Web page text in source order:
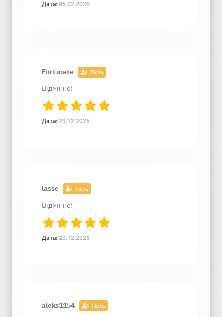
Дата: 06.02.2026
Fortunate Гість
Відмінно!
Дата: 29.12.2025
lasse Гість
Відмінно!
Дата: 20.12.2025
aleks1154 Гість